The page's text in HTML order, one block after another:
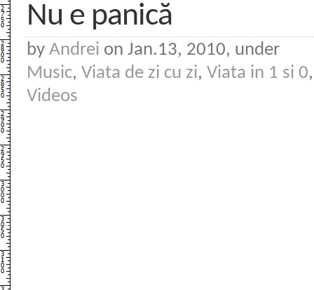
Nu e panică
by Andrei on Jan.13, 2010, under
Music, Viata de zi cu zi, Viata in 1 si 0,
Videos